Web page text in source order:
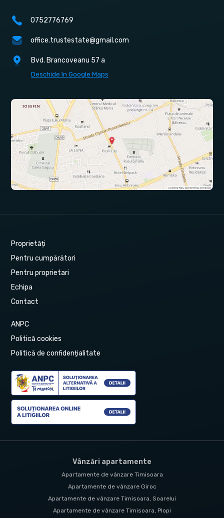
0752776769
office.trustestate@gmail.com
Bvd. Brancoveanu 57 a
Deschide în Google Maps
Proprietăți
Pentru cumpărători
Pentru proprietari
Echipa
Contact
ANPC
Politică cookies
Politică de confidențialitate
Vânzări apartamente
Apartamente de vânzare Timisoara
Apartamente de vânzare Giroc
Apartamente de vânzare Timisoara, Soarelui
Apartamente de vânzare Timisoara, Plopi